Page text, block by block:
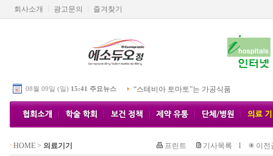
회사소개 광고문의 즐겨찾기
08월 09일 (일) 15:41 주요뉴스 “스테비아 토마토”는 가공식품
HOME> 의료기기 프린트 기사목록 l 이전